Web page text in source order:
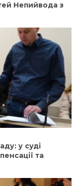
Непийвода з
у суді
та